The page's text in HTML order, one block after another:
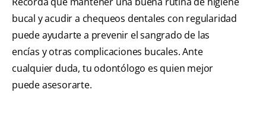
bucal y acudir a chequeos dentales con regularidad
puede ayudarte a prevenir el sangrado de las
encías y otras complicaciones bucales. Ante
cualquier duda, tu odontólogo es quien mejor
puede asesorarte.